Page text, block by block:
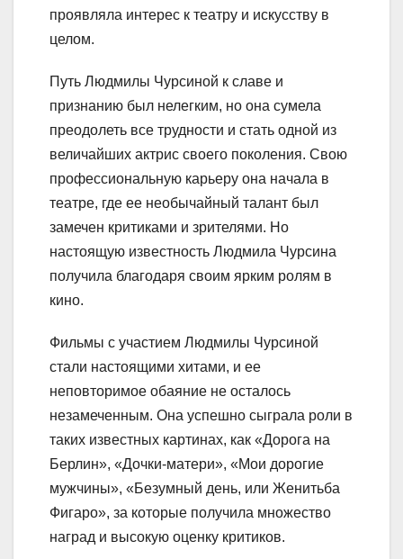
проявляла интерес к театру и искусству в
целом.
Путь Людмилы Чурсиной к славе и
признанию был нелегким, но она сумела
преодолеть все трудности и стать одной из
величайших актрис своего поколения. Свою
профессиональную карьеру она начала в
театре, где ее необычайный талант был
замечен критиками и зрителями. Но
настоящую известность Людмила Чурсина
получила благодаря своим ярким ролям в
кино.
Фильмы с участием Людмилы Чурсиной
стали настоящими хитами, и ее
неповторимое обаяние не осталось
незамеченным. Она успешно сыграла роли в
таких известных картинах, как «Дорога на
Берлин», «Дочки-матери», «Мои дорогие
мужчины», «Безумный день, или Женитьба
Фигаро», за которые получила множество
наград и высокую оценку критиков.